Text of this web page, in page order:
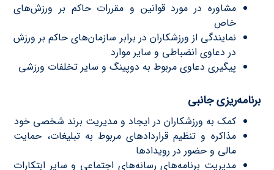
مشاوره در مورد قوانین و مقررات حاکم بر ورزش‌های
خاص
نمایندگی از ورزشکاران در برابر سازمان‌های حاکم بر ورزش
در دعاوی انضباطی و سایر موارد
پیگیری دعاوی مربوط به دوپینگ و سایر تخلفات ورزشی
برنامه‌ریزی جانبی
کمک به ورزشکاران در ایجاد و مدیریت برند شخصی خود
مذاکره و تنظیم قراردادهای مربوط به تبلیغات، حمایت
مالی و حضور در رویدادها
مدیریت برنامه‌های رسانه‌های اجتماعی و سایر ابتکارات